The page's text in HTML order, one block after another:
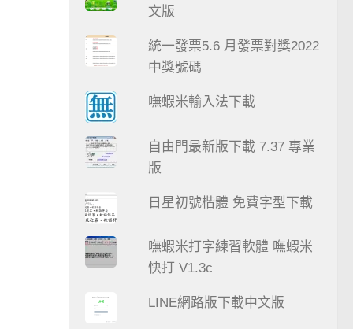
文版
統一發票5.6 月發票對獎2022
中獎號碼
嘸蝦米輸入法下載
自由門最新版下載 7.37 專業
版
日星初號楷體 免費字型下載
嘸蝦米打字練習軟體 嘸蝦米
快打 V1.3c
LINE網路版下載中文版